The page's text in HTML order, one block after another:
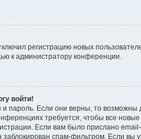
регистрацию новых
к администратору конференции.
войти!
пароль. Если они верны, то
требуется, чтобы все
Если вам было прислано
спам-фильтром. Если вы